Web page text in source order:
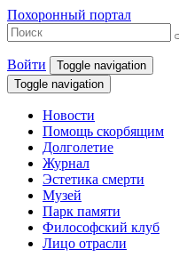
Похоронный портал
Войти
Toggle navigation
Toggle navigation
Новости
Помощь скорбящим
Долголетие
Журнал
Эстетика смерти
Музей
Парк памяти
Философский клуб
Лицо отрасли